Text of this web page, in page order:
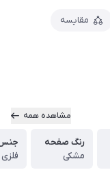
مقایسه
مشاهده همه
رنگ صفحه
مشکی